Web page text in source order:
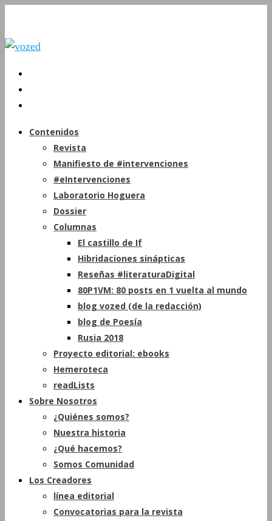
Contenidos
Revista
Manifiesto de #intervenciones
#eIntervenciones
Laboratorio Hoguera
Dossier
Columnas
El castillo de If
Hibridaciones sinápticas
Reseñas #literaturaDigital
80P1VM: 80 posts en 1 vuelta al mundo
blog vozed (de la redacción)
blog de Poesía
Rusia 2018
Proyecto editorial: ebooks
Hemeroteca
readLists
Sobre Nosotros
¿Quiénes somos?
Nuestra historia
¿Qué hacemos?
Somos Comunidad
Los Creadores
línea editorial
Convocatorias para la revista